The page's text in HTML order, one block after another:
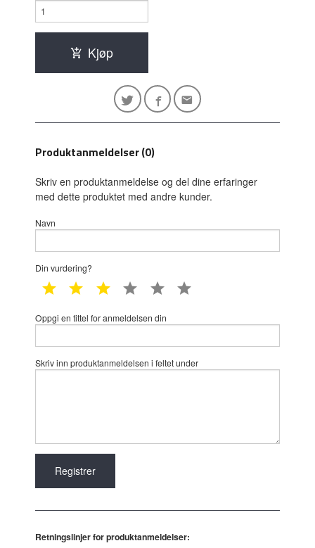
Kjøp
Produktanmeldelser (0)
Skriv en produktanmeldelse og del dine erfaringer
med dette produktet med andre kunder.
Navn
Din vurdering?
1 star 2 star 3 star 4 star 5 star
Oppgi en tittel for anmeldelsen din
Skriv inn produktanmeldelsen i feltet under
Retningslinjer for produktanmeldelser: